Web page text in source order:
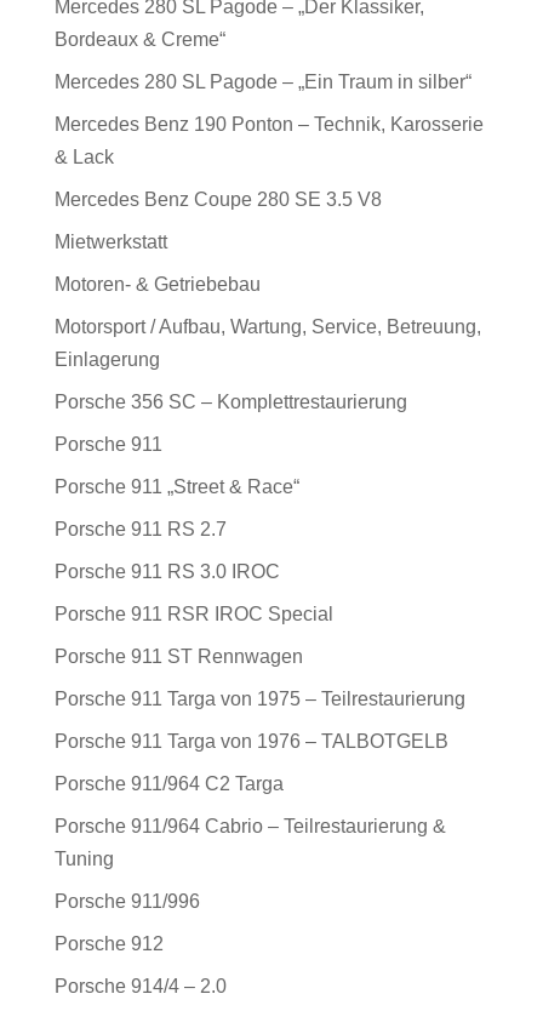
Mercedes 280 SL Pagode – „Der Klassiker,
Bordeaux & Creme“
Mercedes 280 SL Pagode – „Ein Traum in silber“
Mercedes Benz 190 Ponton – Technik, Karosserie
& Lack
Mercedes Benz Coupe 280 SE 3.5 V8
Mietwerkstatt
Motoren- & Getriebebau
Motorsport / Aufbau, Wartung, Service, Betreuung,
Einlagerung
Porsche 356 SC – Komplettrestaurierung
Porsche 911
Porsche 911 „Street & Race“
Porsche 911 RS 2.7
Porsche 911 RS 3.0 IROC
Porsche 911 RSR IROC Special
Porsche 911 ST Rennwagen
Porsche 911 Targa von 1975 – Teilrestaurierung
Porsche 911 Targa von 1976 – TALBOTGELB
Porsche 911/964 C2 Targa
Porsche 911/964 Cabrio – Teilrestaurierung &
Tuning
Porsche 911/996
Porsche 912
Porsche 914/4 – 2.0